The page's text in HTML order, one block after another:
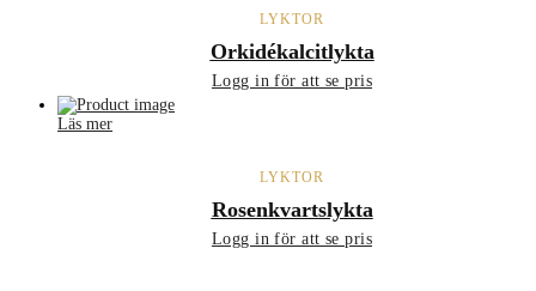
LYKTOR
Orkidékalcitlykta
Logg in för att se pris
Läs mer
LYKTOR
Rosenkvartslykta
Logg in för att se pris